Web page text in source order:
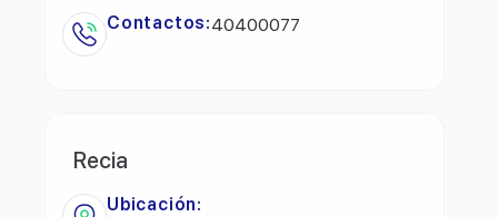
Contactos:40400077
Recia
Ubicación: